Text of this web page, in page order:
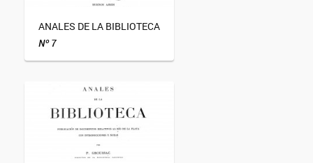
ANALES DE LA BIBLIOTECA
Nº 7